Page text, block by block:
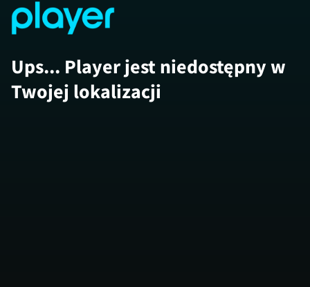
Ups... Player jest niedostępny w
Twojej lokalizacji